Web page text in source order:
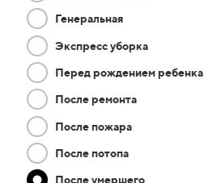
Генеральная
Экспресс уборка
Перед рождением ребенка
После ремонта
После пожара
После потопа
После умершего